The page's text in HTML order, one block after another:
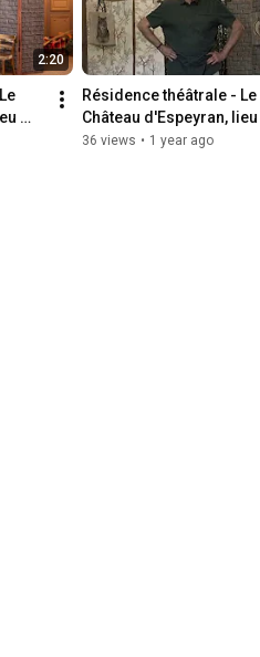
2:20
Résidence théâtrale - Le
Château d'Espeyran, lieu
d'accueil et de respect du
36 views • 1 year ago